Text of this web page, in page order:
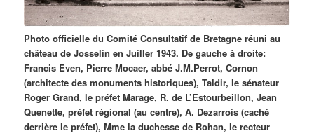
Photo officielle du Comité Consultatif de Bretagne réuni au
château de Josselin en Juiller 1943. De gauche à droite:
Francis Even, Pierre Mocaer, abbé J.M.Perrot, Cornon
(architecte des monuments historiques), Taldir, le sénateur
Roger Grand, le préfet Marage, R. de L’Estourbeillon, Jean
Quenette, préfet régional (au centre), A. Dezarrois (caché
derrière le préfet), Mme la duchesse de Rohan, le recteur